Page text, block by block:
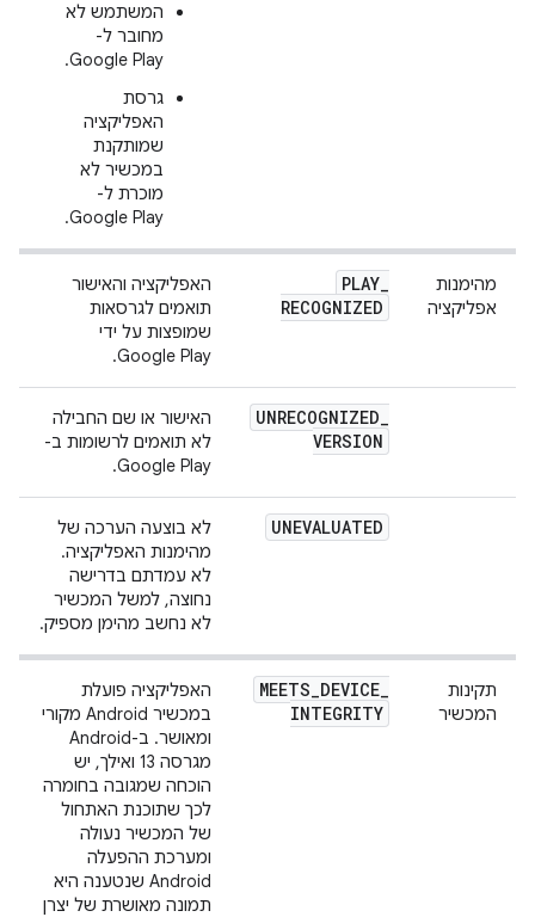
המשתמש לא
מחובר ל-
Google Play.
גרסת
האפליקציה
שמותקנת
במכשיר לא
מוכרת ל-
Google Play.
מהימנות
אפליקציה
PLAY_
RECOGNIZED
האפליקציה והאישור
תואמים לגרסאות
שמופצות על ידי
Google Play.
UNRECOGNIZED_
VERSION
האישור או שם החבילה
לא תואמים לרשומות ב-
Google Play.
UNEVALUATED
לא בוצעה הערכה של
מהימנות האפליקציה.
לא עמדתם בדרישה
נחוצה, למשל המכשיר
לא נחשב מהימן מספיק.
תקינות
המכשיר
MEETS_DEVICE_
INTEGRITY
האפליקציה פועלת
במכשיר Android מקורי
ומאושר. ב-Android
מגרסה 13 ואילך, יש
הוכחה שמגובה בחומרה
לכך שתוכנת האתחול
של המכשיר נעולה
ומערכת ההפעלה
Android שנטענה היא
תמונה מאושרת של יצרן